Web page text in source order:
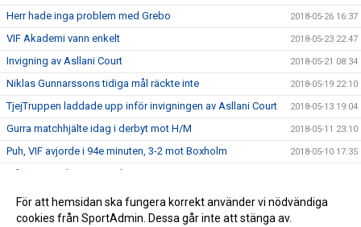
Herr hade inga problem med Grebo 2018-05-26 16:37
VIF Akademi vann enkelt 2018-05-23 22:47
Invigning av Asllani Court 2018-05-21 08:34
Niklas Gunnarssons tidiga mål räckte inte 2018-05-19 22:10
TjejTruppen laddade upp inför invigningen av Asllani Court 2018-05-13 19:04
Gurra matchhjälte idag i derbyt mot H/M 2018-05-11 23:10
Puh, VIF avjorde i 94e minuten, 3-2 mot Boxholm 2018-05-10 17:35
Inför Vimmerby IF - Onsala BK
Boston vann div 6-derbyt mot VIF Akademi 2018-04-29 21:28
VIF besegrade Myresjö med 2-0 2018-04-28 16:25
För att hemsidan ska fungera korrekt använder vi nödvändiga
cookies från SportAdmin. Dessa går inte att stänga av.